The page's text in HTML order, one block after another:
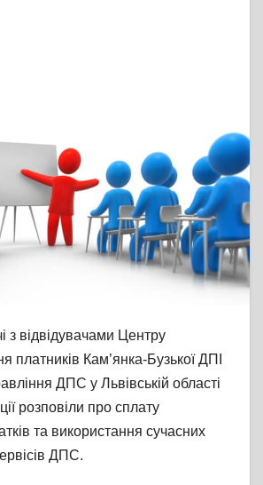
з відвідувачами Центру
платників Кам’янка-Бузької ДПІ
ДПС у Львівській області
розповіли про сплату
та використання сучасних
ДПС.